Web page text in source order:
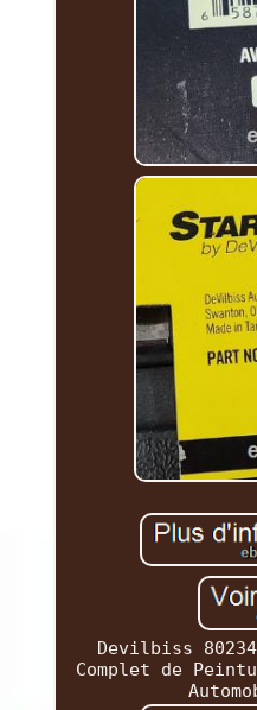
Devilbiss
Complet de